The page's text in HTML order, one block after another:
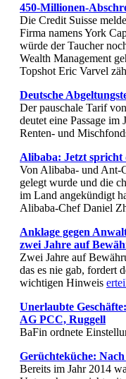
450-Millionen-
Die Credit Suisse
Firma namens York
würde der Taucher
Wealth Management
Topshot Eric Varvel
Deutsche
Der pauschale Tarif
deutet eine Passage
Renten- und
Alibaba: Jetzt spricht
Von Alibaba- und Ant-
gelegt wurde und die
im Land angekündigt
Alibaba-Chef Daniel
Anklage gegen
zwei Jahre auf
Zwei Jahre auf
das es nie gab, fordert
wichtigen Hinweis
Unerlaubte
AG PCC, Ruggell
BaFin ordnete
Gerüchteküche:
Bereits im Jahr 2014